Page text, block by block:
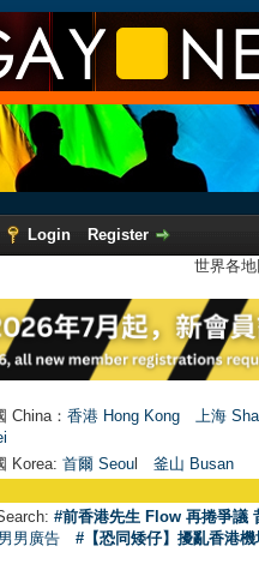
Login
Register
世界各
China： 香港 Hong Kong 上海
Korea: 首爾 Seoul 釜山 Busan
#前香港先生 Flow 再捲爭議
男廣告
#【恐同矮仔】擾亂香港